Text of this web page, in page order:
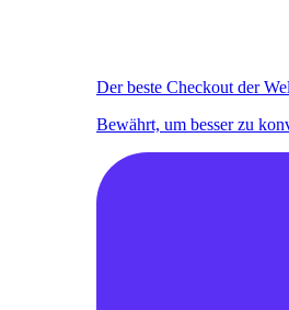
Der beste Checkout der
Bewährt, um besser zu